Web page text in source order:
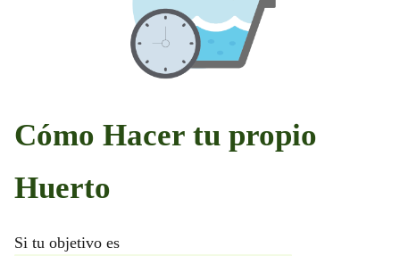
Cómo Hacer tu propio
Huerto
Si tu objetivo es